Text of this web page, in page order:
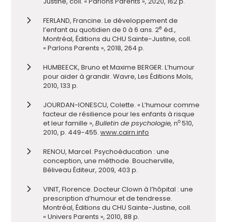
FERLAND, Francine. Le développement de
l’enfant au quotidien de 0 à 6 ans. 2e éd.,
Montréal, Éditions du CHU Sainte-Justine, coll.
« Parlons Parents », 2018, 264 p.
HUMBEECK, Bruno et Maxime BERGER. L’humour
pour aider à grandir. Wavre, Les Éditions Mols,
2010, 133 p.
JOURDAN-IONESCU, Colette. « L’humour comme
facteur de résilience pour les enfants à risque
et leur famille », Bulletin de psychologie, no 510,
2010, p. 449-455. www.cairn.info
RENOU, Marcel. Psychoéducation : une
conception, une méthode. Boucherville,
Béliveau Éditeur, 2009, 403 p.
VINIT, Florence. Docteur Clown à l’hôpital : une
prescription d’humour et de tendresse.
Montréal, Éditions du CHU Sainte-Justine, coll.
« Univers Parents », 2010, 88 p.